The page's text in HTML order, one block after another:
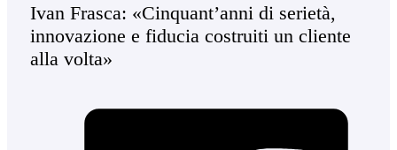
Ivan Frasca: «Cinquant’anni di serietà,
innovazione e fiducia costruiti un cliente
alla volta»